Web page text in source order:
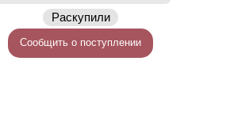
Раскупили
Сообщить о поступлении